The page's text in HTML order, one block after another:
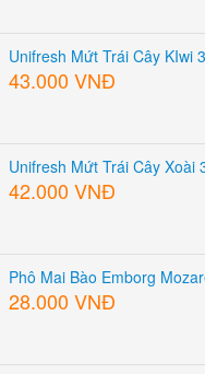
Unifresh Mứt Trái Cây KIwi
43.000 VNĐ
Unifresh Mứt Trái Cây Xoài
42.000 VNĐ
Phô Mai Bào Emborg
28.000 VNĐ